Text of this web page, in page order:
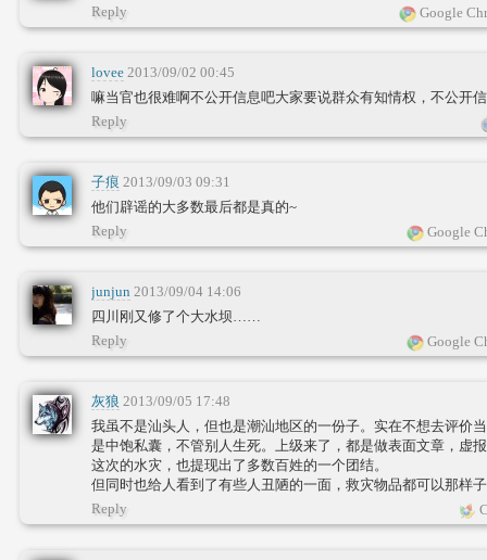
Google
Reply
lovee 2013/09/02 00:45
嘛当官也很难啊不公开信息吧大家要说群众有知情权，不公开
Reply
子痕 2013/09/03 09:31
他们辟谣的大多数最后都是真的~
Google
Reply
junjun 2013/09/04 14:06
四川刚又修了个大水坝……
Google
Reply
灰狼 2013/09/05 17:48
我虽不是汕头人，但也是潮汕地区的一份子。实在不想去评价
是中饱私囊，不管别人生死。上级来了，都是做表面文章，虚
这次的水灾，也提现出了多数百姓的一个团结。
但同时也给人看到了有些人丑陋的一面，救灾物品都可以那样
Reply